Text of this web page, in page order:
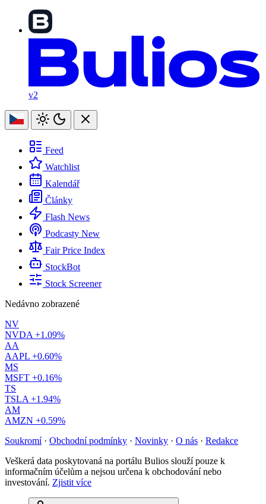
v2
Feed
Watchlist
Kalendář
Články
Flash News
Podcasty New
Fair Price Index
StockBot
Stock Screener
Nedávno zobrazené
NV
NVDA +1.09%
AA
AAPL +0.60%
MS
MSFT +0.16%
TS
TSLA +1.94%
AM
AMZN +0.59%
Soukromí · Obchodní podmínky · Novinky · O nás · Redakce
Veškerá data poskytovaná na portálu Bulios slouží pouze k
informačním účelům a nejsou určena k obchodování nebo
investování. Zjistit více